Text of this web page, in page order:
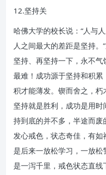
12.坚持关
哈佛大学的校长说：“人与
人之间最大的差距是坚持。
坚持、再坚持一下，永不
最难！成功源于坚持和积
积才能薄发。锲而舍之，朽
坚持就是胜利，成功是用
持到底的并不多，半途而
发心戒色，状态奇佳，有
是后来一放松学习，一放
是一泻千里，戒色状态直